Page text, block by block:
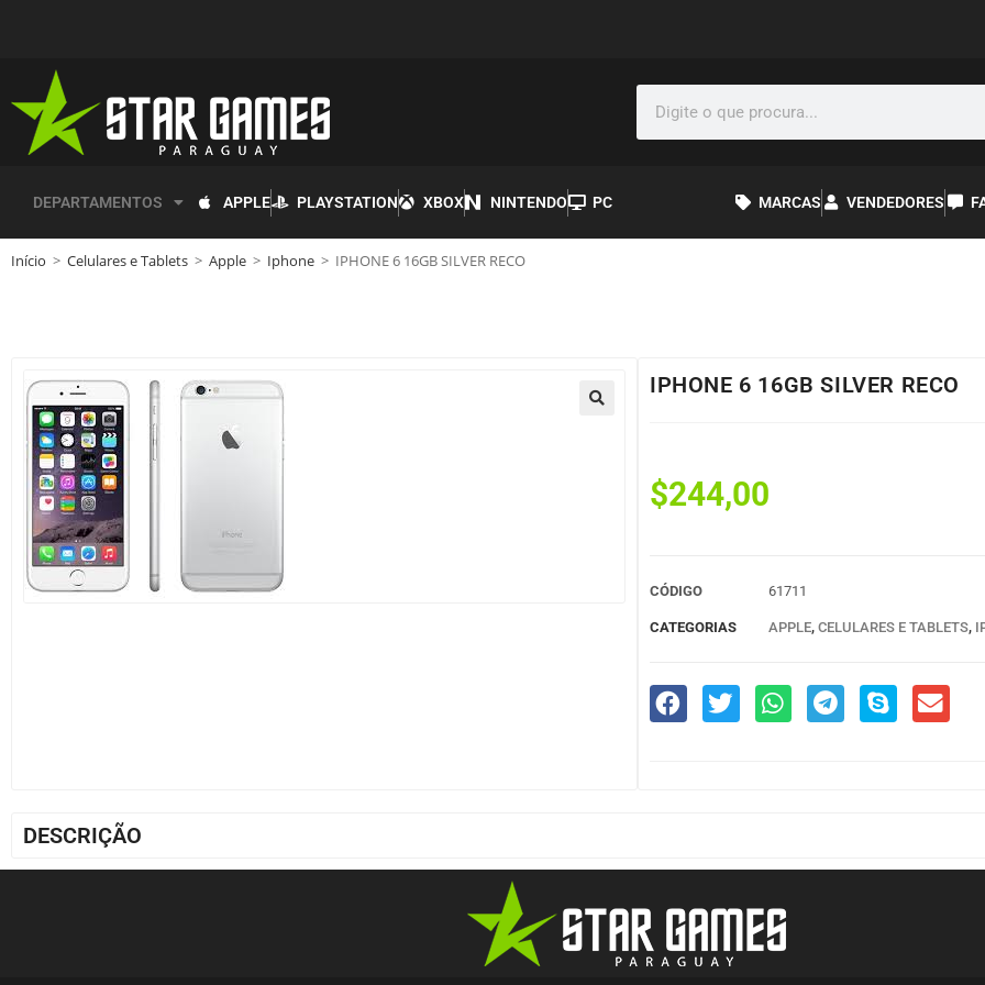
DEPARTAMENTOS APPLE PLAYSTATION XBOX NINTENDO PC MARCAS VENDEDORES
Início > Celulares e Tablets > Apple > Iphone > IPHONE 6 16GB SILVER RECO
IPHONE 6 16GB SILVER RECO
$244,00
CÓDIGO 61711
CATEGORIAS APPLE, CELULARES E TABLETS,
DESCRIÇÃO